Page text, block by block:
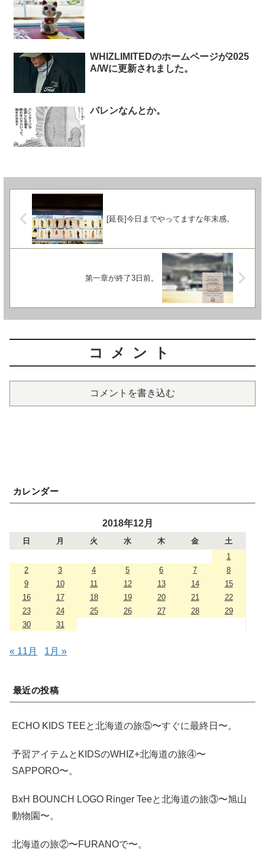
WHIZLIMITEDのホームページが2025
A/Wに更新されました。
バレンなんとか。
[延長]今日までやってますな年末感。
第一章が終了3日前。
コメント
コメントを書き込む
カレンダー
2018年12月
日 月 火 水 木 金
土
1
2
3 4 5 6 7
8
9
10 11 12 13 14
15
16
17 18 19 20 21
22
23
24 25 26 27 28
29
30
31
« 11月 1月 »
最近の投稿
ECHO KIDS TEEと北海道の旅⑤〜すぐに最終日〜。
予習アイテムとKIDSのWHIZ+北海道の旅④〜
SAPPORO〜。
BxH BOUNCH LOGO Ringer Teeと北海道の旅③〜旭山
動物園〜。
北海道の旅②〜FURANOで〜。